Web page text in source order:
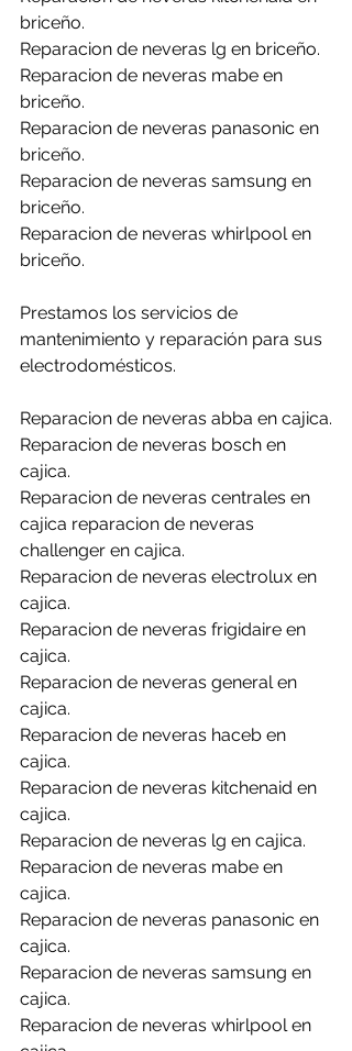
briceño.
Reparacion de neveras lg en briceño.
Reparacion de neveras mabe en
briceño.
Reparacion de neveras panasonic en
briceño.
Reparacion de neveras samsung en
briceño.
Reparacion de neveras whirlpool en
briceño.
Prestamos los servicios de
mantenimiento y reparación para sus
electrodomésticos.
Reparacion de neveras abba en cajica.
Reparacion de neveras bosch en
cajica.
Reparacion de neveras centrales en
cajica reparacion de neveras
challenger en cajica.
Reparacion de neveras electrolux en
cajica.
Reparacion de neveras frigidaire en
cajica.
Reparacion de neveras general en
cajica.
Reparacion de neveras haceb en
cajica.
Reparacion de neveras kitchenaid en
cajica.
Reparacion de neveras lg en cajica.
Reparacion de neveras mabe en
cajica.
Reparacion de neveras panasonic en
cajica.
Reparacion de neveras samsung en
cajica.
Reparacion de neveras whirlpool en